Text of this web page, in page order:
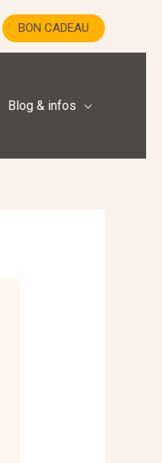
BON CADEAU
Blog & infos